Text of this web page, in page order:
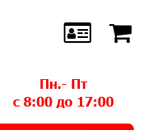
Пн.- Пт
с 8:00 до 17:00